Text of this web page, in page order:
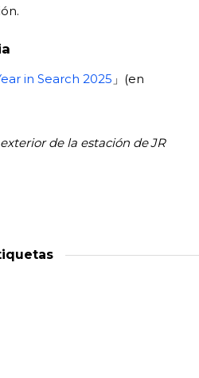
in Search 2025 」(en
de la estación de JR